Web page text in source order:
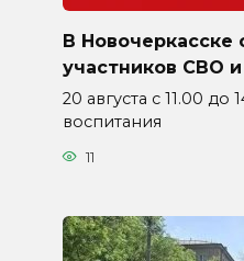
В Новочеркасске
участников СВО
20 августа с 11.00 до
воспитания
11